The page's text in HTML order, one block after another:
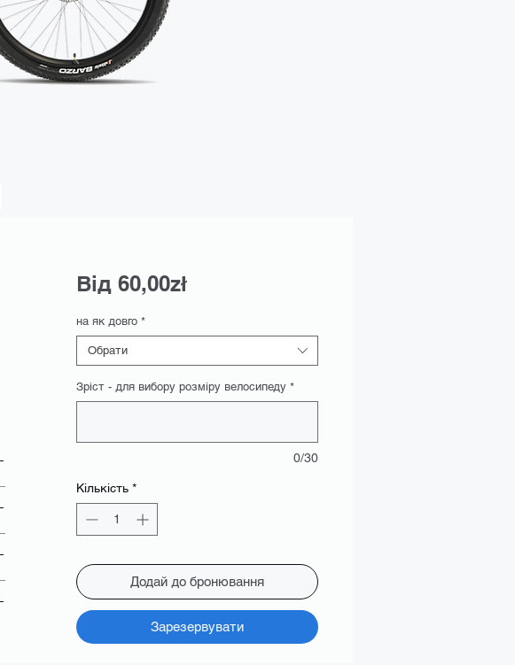
Від 60,00złЗа
на як довго *
Обрати
Зріст - для вибору розміру велосипеду *
0/30
Кількість *
Додай до бронювання
Зарезервувати